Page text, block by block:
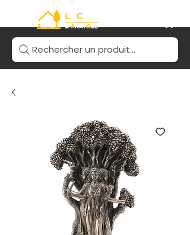
Rechercher un produit...